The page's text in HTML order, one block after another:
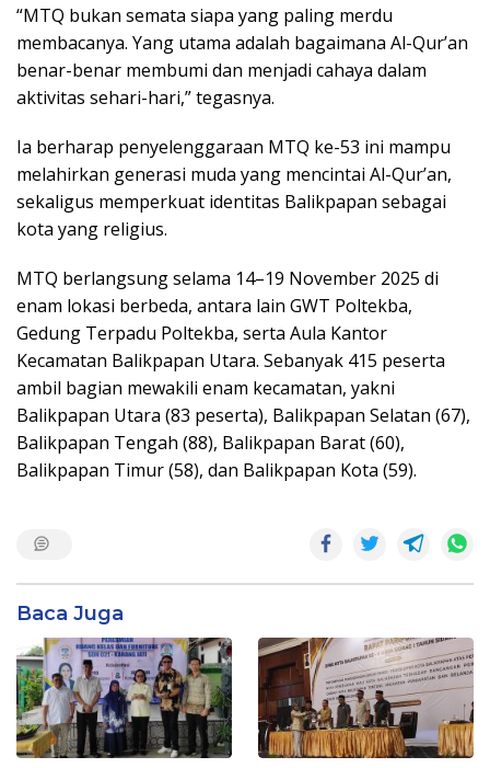
“MTQ bukan semata siapa yang paling merdu
membacanya. Yang utama adalah bagaimana Al-Qur’an
benar-benar membumi dan menjadi cahaya dalam
aktivitas sehari-hari,” tegasnya.
Ia berharap penyelenggaraan MTQ ke-53 ini mampu
melahirkan generasi muda yang mencintai Al-Qur’an,
sekaligus memperkuat identitas Balikpapan sebagai
kota yang religius.
MTQ berlangsung selama 14–19 November 2025 di
enam lokasi berbeda, antara lain GWT Poltekba,
Gedung Terpadu Poltekba, serta Aula Kantor
Kecamatan Balikpapan Utara. Sebanyak 415 peserta
ambil bagian mewakili enam kecamatan, yakni
Balikpapan Utara (83 peserta), Balikpapan Selatan (67),
Balikpapan Tengah (88), Balikpapan Barat (60),
Balikpapan Timur (58), dan Balikpapan Kota (59).
Baca Juga